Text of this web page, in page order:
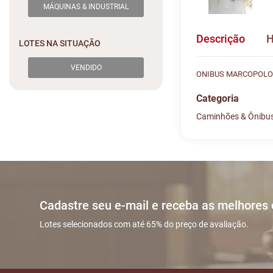
MÁQUINAS & INDUSTRIAL
LOTES NA SITUAÇÃO
VENDIDO
Descrição
ONIBUS
Categoria
Caminhões &
# DATA/
2 21/10
28/10
Sua dúvida
Nome
Cadastre seu e-mail e receba as
Lotes selecionados com até 65% do preço de avaliação.